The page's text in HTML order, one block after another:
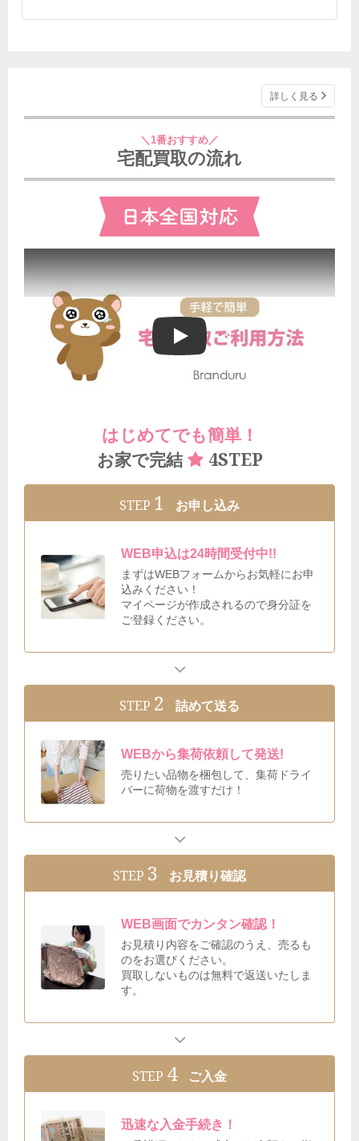
詳しく見る
＼1番おすすめ／
宅配買取の流れ
ブランドゥールの宅配買取ご利用方法
はじめてでも簡単！
お家で完結
4STEP
STEP 1 お申し込み
WEB申込は24時間受付中!!
まずはWEBフォームからお気軽にお申
込みください！
マイページが作成されるので身分証を
ご登録ください。
STEP 2 詰めて送る
WEBから集荷依頼して発送!
売りたい品物を梱包して、集荷ドライ
バーに荷物を渡すだけ！
STEP 3 お見積り確認
WEB画面でカンタン確認！
お見積り内容をご確認のうえ、売るも
のをお選びください。
買取しないものは無料で返送いたしま
す。
STEP 4 ご入金
迅速な入金手続き！